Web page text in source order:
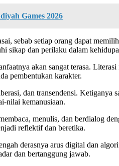
Games 2026
sebab setiap orang dapat
sikap dan perilaku dalam
akan sangat terasa.
pembentukan karakter.
dan transendensi. Ketiganya
nilai kemanusiaan.
menulis, dan berdialog
reflektif dan beretika.
derasnya arus digital dan
dan bertanggung jawab.